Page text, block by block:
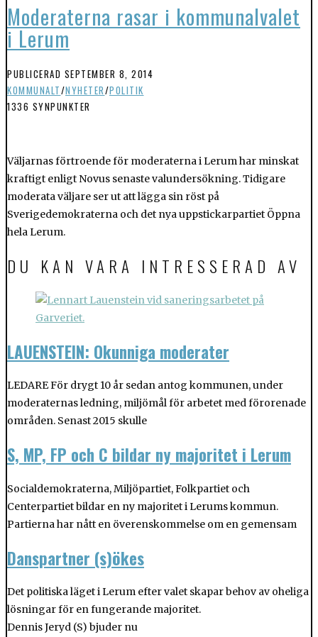
Moderaterna rasar i kommunalvalet
i Lerum
PUBLICERAD SEPTEMBER 8, 2014
KOMMUNALT/NYHETER/POLITIK
1336 SYNPUNKTER
Väljarnas förtroende för moderaterna i Lerum har minskat
kraftigt enligt Novus senaste valundersökning. Tidigare
moderata väljare ser ut att lägga sin röst på
Sverigedemokraterna och det nya uppstickarpartiet Öppna
hela Lerum.
DU KAN VARA INTRESSERAD AV
LAUENSTEIN: Okunniga moderater
LEDARE För drygt 10 år sedan antog kommunen, under
moderaternas ledning, miljömål för arbetet med förorenade
områden. Senast 2015 skulle
S, MP, FP och C bildar ny majoritet i Lerum
Socialdemokraterna, Miljöpartiet, Folkpartiet och
Centerpartiet bildar en ny majoritet i Lerums kommun.
Partierna har nått en överenskommelse om en gemensam
Danspartner (s)ökes
Det politiska läget i Lerum efter valet skapar behov av oheliga
lösningar för en fungerande majoritet.
Dennis Jeryd (S) bjuder nu